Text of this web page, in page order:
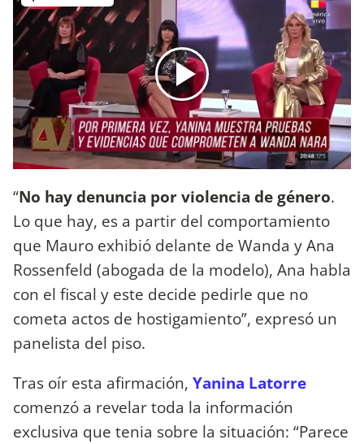
“No hay denuncia por violencia de género.
Lo que hay, es a partir del comportamiento
que Mauro exhibió delante de Wanda y Ana
Rossenfeld (abogada de la modelo), Ana habla
con el fiscal y este decide pedirle que no
cometa actos de hostigamiento”, expresó un
panelista del piso.
Tras oír esta afirmación, Yanina Latorre
comenzó a revelar toda la información
exclusiva que tenia sobre la situación: “Parece